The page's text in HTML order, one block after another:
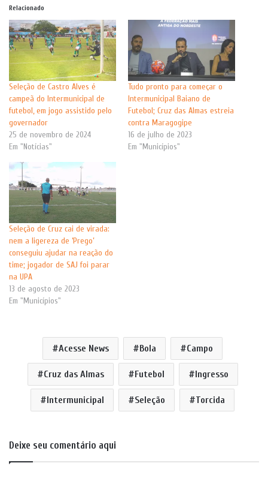
Relacionado
Seleção de Castro Alves é
campeã do Intermunicipal de
futebol, em jogo assistido pelo
governador
25 de novembro de 2024
Em "Notícias"
Tudo pronto para começar o
Intermunicipal Baiano de
Futebol; Cruz das Almas estreia
contra Maragogipe
16 de julho de 2023
Em "Municípios"
Seleção de Cruz cai de virada:
nem a ligereza de ‘Prego’
conseguiu ajudar na reação do
time; jogador de SAJ foi parar
na UPA
13 de agosto de 2023
Em "Municípios"
Acesse News Bola Campo
Cruz das Almas Futebol Ingresso
Intermunicipal Seleção Torcida
Deixe seu comentário aqui